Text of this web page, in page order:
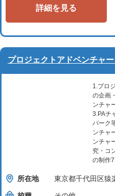
詳細を見る
プロジェクトアドベンチャ
1.プロ
の企画
ンチャ
3.PAチ
パーク
ンチャ
ンチャ
究・コ
の制作
所在地
東京都千代田区